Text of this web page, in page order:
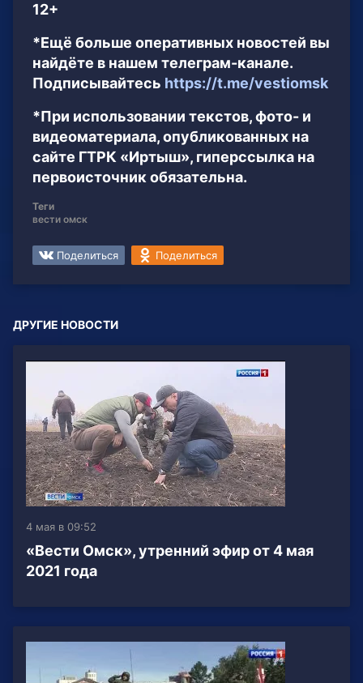
12+
*Ещё больше оперативных новостей вы
найдёте в нашем телеграм-канале.
Подписывайтесь https://t.me/vestiomsk
*При использовании текстов, фото- и
видеоматериала, опубликованных на
сайте ГТРК «Иртыш», гиперссылка на
первоисточник обязательна.
Теги
вести омск
Поделиться Поделиться
ДРУГИЕ НОВОСТИ
4 мая в 09:52
«Вести Омск», утренний эфир от 4 мая
2021 года